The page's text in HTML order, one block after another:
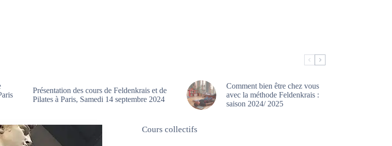
Présentation des cours de Feldenkrais et de
Pilates à Paris, Samedi 14 septembre 2024
Comment bien être chez vous
avec la méthode Feldenkrais :
saison 2024/ 2025
Cours collectifs